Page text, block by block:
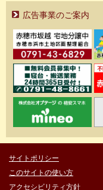
広告事業のご案内
サイトポリシー
このサイトの使い方
アクセシビリティ方針